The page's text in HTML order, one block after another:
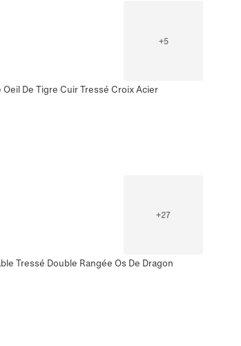
+5
De Tigre Cuir Tressé Croix Acier
+27
Tressé Double Rangée Os De Dragon